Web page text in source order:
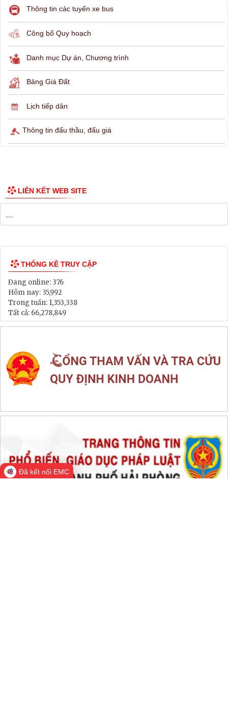
Thông tin các tuyến xe bus
Công bố Quy hoạch
Danh mục Dự án, Chương trình
Bảng Giá Đất
Lịch tiếp dân
Thông tin đấu thầu, đấu giá
LIÊN KẾT WEB SITE
THỐNG KÊ TRUY CẬP
Đang online: 376
Hôm nay: 35,992
Trong tuần: 1,353,338
Tất cả: 66,278,849
Đã kết nối EMC